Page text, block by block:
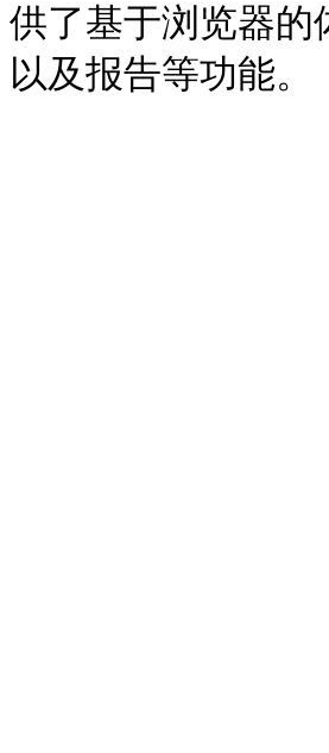
供了基于浏览器的